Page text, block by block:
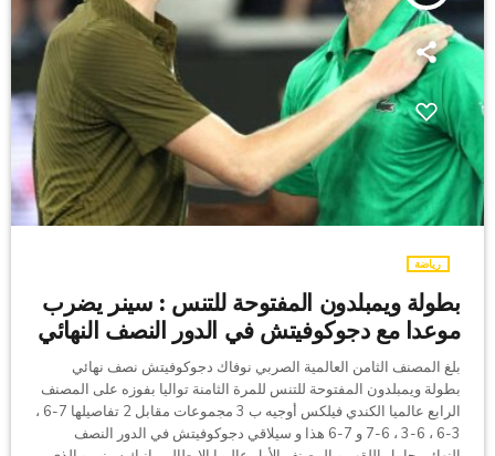
رياضة
بطولة ويمبلدون المفتوحة للتنس : سينر يضرب
موعدا مع دجوكوفيتش في الدور النصف النهائي
بلغ المصنف الثامن العالمية الصربي نوفاك دجوكوفيتش نصف نهائي
بطولة ويمبلدون المفتوحة للتنس للمرة الثامنة تواليا بفوزه على المصنف
الرابع عالميا الكندي فيلكس أوجيه ب 3 مجموعات مقابل 2 تفاصيلها 7-6 ،
3-6 ، 6-3 ، 6-7 و 7-6 هذا و سيلاقي دجوكوفيتش في الدور النصف